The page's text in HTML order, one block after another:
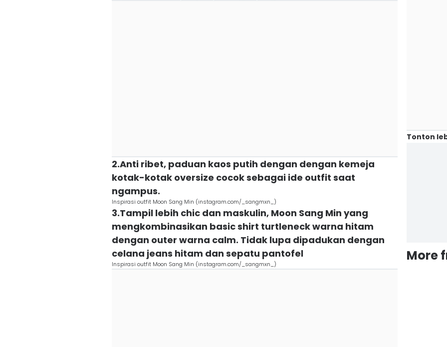
2.Anti ribet, paduan kaos putih dengan dengan kemeja
kotak-kotak oversize cocok sebagai ide outfit saat
ngampus.
Inspirasi outfit Moon Sang Min (instagram.com/_sangmxn_)
3.Tampil lebih chic dan maskulin, Moon Sang Min yang
mengkombinasikan basic shirt turtleneck warna hitam
dengan outer warna calm. Tidak lupa dipadukan dengan
celana jeans hitam dan sepatu pantofel
Inspirasi outfit Moon Sang Min (instagram.com/_sangmxn_)
Tonton
More